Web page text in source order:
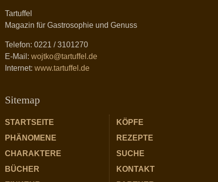
Tartuffel
Magazin für Gastrosophie und Genuss
Telefon: 0221 / 3101270
E-Mail: wojtko@tartuffel.de
Internet: www.tartuffel.de
Sitemap
STARTSEITE
PHÄNOMENE
CHARAKTERE
BÜCHER
KÖPFE
REZEPTE
SUCHE
KONTAKT